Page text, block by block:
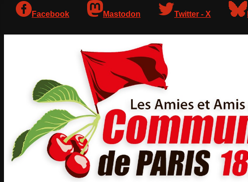
Facebook Mastodon Twitter - X